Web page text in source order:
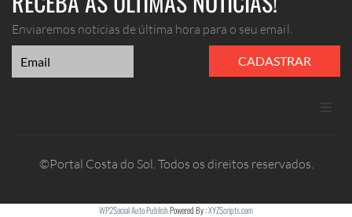
Enviaremos noticias de última hora para o seu email.
CADASTRAR
©Portal Costa do Sol. Todos os direitos reservados.
WP2Social Auto PublishPowered By :XYZScripts.com